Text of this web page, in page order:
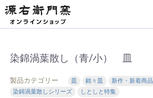
染錦渦葉散し（青/小） 皿
製品カテゴリー 皿 銘々皿 新作・新着商品
染錦渦葉散しシリーズ
しとしと特集